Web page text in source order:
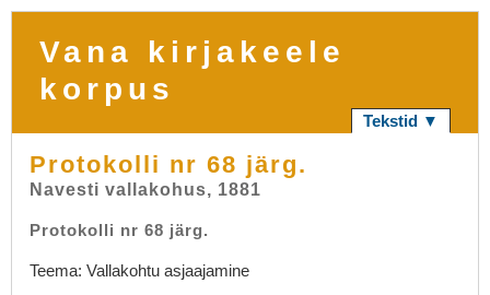
Vana kirjakeele
korpus
Tekstid ▼
Protokolli nr 68 järg.
Navesti vallakohus, 1881
Protokolli nr 68 järg.
Teema: Vallakohtu asjaajamine